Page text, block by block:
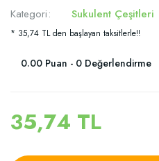
Kategori Sukulent Çeşitleri
* 35,74 TL den başlayan taksitlerle!!
0.00 Puan - 0 Değerlendirme
35,74 TL